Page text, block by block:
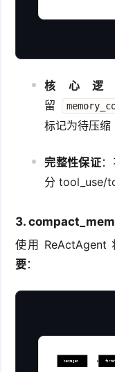
核心逻
留
标记为待压缩
完整性保证
分 tool_use/
3.
使用 ReActAgent
要：
messages